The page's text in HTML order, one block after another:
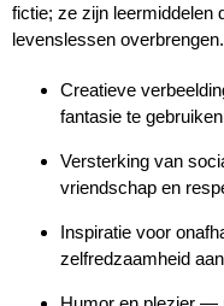
fictie; ze zijn leermiddelen
levenslessen overbrengen.
Creatieve
fantasie te
Versterking van
vriendschap en
Inspiratie voor
zelfredzaamheid